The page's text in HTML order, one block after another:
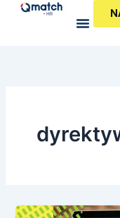
Przejdź